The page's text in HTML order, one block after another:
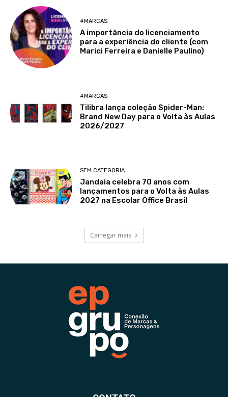
#MARCAS
A importância do licenciamento
para a experiência do cliente (com
Marici Ferreira e Danielle Paulino)
#MARCAS
Tilibra lança coleção Spider-Man:
Brand New Day para o Volta às Aulas
2026/2027
SEM CATEGORIA
Jandaia celebra 70 anos com
lançamentos para o Volta às Aulas
2027 na Escolar Office Brasil
Carregar mais